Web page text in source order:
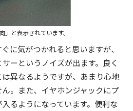
」と表示されています。
に気がつかれると思いますが、
ーというノイズが出ます。良く
異なるようですが、あまり心地
。また、イヤホンジャックにプ
るようになっています。便利な